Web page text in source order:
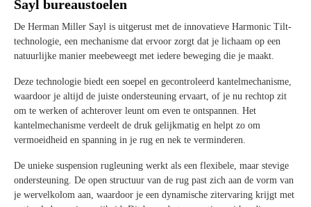
Sayl bureaustoelen
De Herman Miller Sayl is uitgerust met de innovatieve Harmonic Tilt-
technologie, een mechanisme dat ervoor zorgt dat je lichaam op een
natuurlijke manier meebeweegt met iedere beweging die je maakt.
Deze technologie biedt een soepel en gecontroleerd kantelmechanisme,
waardoor je altijd de juiste ondersteuning ervaart, of je nu rechtop zit
om te werken of achterover leunt om even te ontspannen. Het
kantelmechanisme verdeelt de druk gelijkmatig en helpt zo om
vermoeidheid en spanning in je rug en nek te verminderen.
De unieke suspension rugleuning werkt als een flexibele, maar stevige
ondersteuning. De open structuur van de rug past zich aan de vorm van
je wervelkolom aan, waardoor je een dynamische zitervaring krijgt met